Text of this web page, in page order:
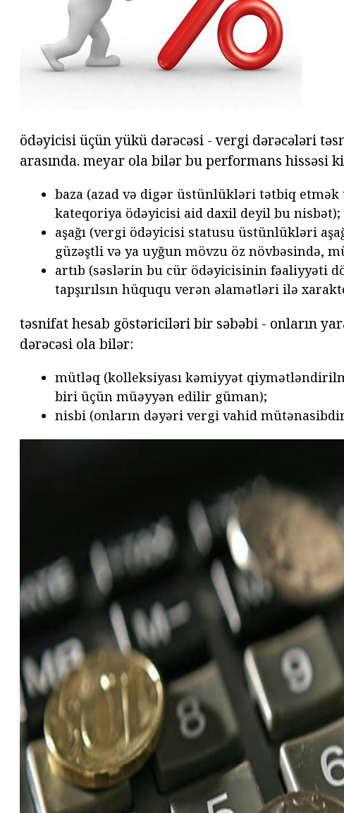
ödəyicisi üçün yükü dərəcəsi - vergi dərəcələri
arasında. meyar ola bilər bu performans hissəsi
baza (azad və digər üstünlükləri tətbiq
kateqoriya ödəyicisi aid daxil deyil bu nisbət);
aşağı (vergi ödəyicisi statusu üstünlükləri
güzəştli və ya uyğun mövzu öz növbəsində,
artıb (səslərin bu cür ödəyicisinin fəaliyyəti
tapşırılsın hüququ verən əlamətləri ilə
təsnifat hesab göstəriciləri bir səbəbi - onların
dərəcəsi ola bilər:
mütləq (kolleksiyası kəmiyyət
biri üçün müəyyən edilir güman);
nisbi (onların dəyəri vergi vahid